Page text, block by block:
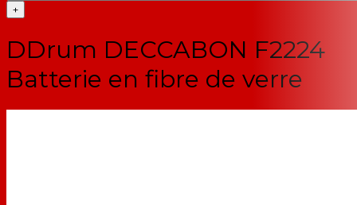
+
DDrum DECCABON F2224
Batterie en fibre de verre